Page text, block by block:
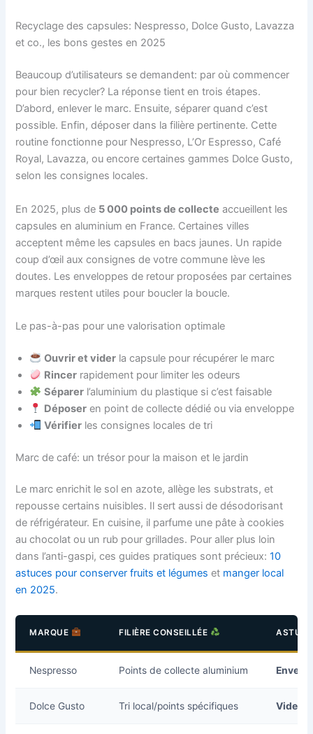
Recyclage des capsules: Nespresso, Dolce Gusto, Lavazza
et co., les bons gestes en 2025
Beaucoup d’utilisateurs se demandent: par où commencer
pour bien recycler? La réponse tient en trois étapes.
D’abord, enlever le marc. Ensuite, séparer quand c’est
possible. Enfin, déposer dans la filière pertinente. Cette
routine fonctionne pour Nespresso, L’Or Espresso, Café
Royal, Lavazza, ou encore certaines gammes Dolce Gusto,
selon les consignes locales.
En 2025, plus de 5 000 points de collecte accueillent les
capsules en aluminium en France. Certaines villes
acceptent même les capsules en bacs jaunes. Un rapide
coup d’œil aux consignes de votre commune lève les
doutes. Les enveloppes de retour proposées par certaines
marques restent utiles pour boucler la boucle.
Le pas-à-pas pour une valorisation optimale
Ouvrir et vider la capsule pour récupérer le marc
Rincer rapidement pour limiter les odeurs
Séparer l’aluminium du plastique si c’est faisable
Déposer en point de collecte dédié ou via enveloppe
Vérifier les consignes locales de tri
Marc de café: un trésor pour la maison et le jardin
Le marc enrichit le sol en azote, allège les substrats, et
repousse certains nuisibles. Il sert aussi de désodorisant
de réfrigérateur. En cuisine, il parfume une pâte à cookies
au chocolat ou un rub pour grillades. Pour aller plus loin
dans l’anti-gaspi, ces guides pratiques sont précieux:10
astuces pour conserver fruits et légumes et manger local
en 2025.
MARQUE FILIÈRE CONSEILLÉE
Nespresso Points de collecte aluminium
Dolce Gusto Tri local/points spécifiques Vider